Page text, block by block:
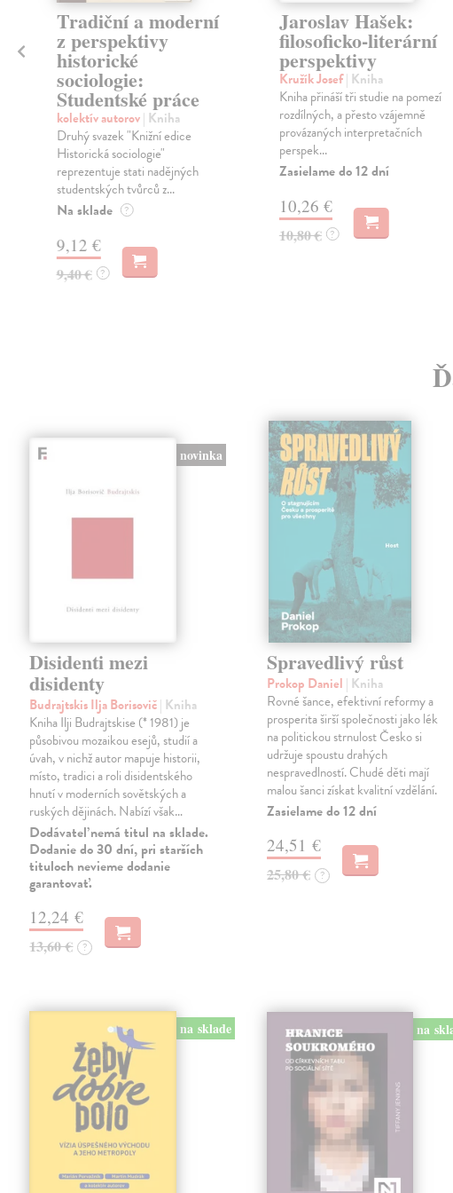
Tradiční a moderní
z perspektivy
historické
sociologie:
Studentské práce
kolektív autorov| Kniha
Druhý svazek "Knižní edice
Historická sociologie"
reprezentuje stati nadějných
studentských tvůrců z...
Na sklade ?
9,12 €
9,40 € ?
Jaroslav Hašek:
filosoficko-literární
perspektivy
Kružík Josef| Kniha
Kniha přináší tři studie na pomezí
rozdílných, a přesto vzájemně
provázaných interpretačních
perspek...
Zasielame do 12 dní
10,26 €
10,80 € ?
novinka
Disidenti mezi
disidenty
Budrajtskis Ilja Borisovič| Kniha
Kniha Ilji Budrajtskise (* 1981) je
působivou mozaikou esejů, studií a
úvah, v nichž autor mapuje historii,
místo, tradici a roli disidentského
hnutí v moderních sovětských a
ruských dějinách. Nabízí však…
Dodávateľ nemá titul na sklade.
Dodanie do 30 dní, pri starších
tituloch nevieme dodanie
garantovať.
12,24 €
13,60 € ?
Spravedlivý růst
Prokop Daniel | Kniha
Rovné šance, efektivní reformy a
prosperita širší společnosti jako lék
na politickou strnulost Česko si
udržuje spoustu drahých
nespravedlností. Chudé děti mají
malou šanci získat kvalitní vzdělání.
Zasielame do 12 dní
24,51 €
25,80 € ?
na sklade na